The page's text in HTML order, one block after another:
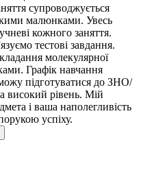
супроводжується
малюнками. Увесь
кожного заняття.
тестові завдання.
молекулярної
Графік навчання
підготуватися до ЗНО/
високий рівень. Мій
і ваша наполегливість
успіху.